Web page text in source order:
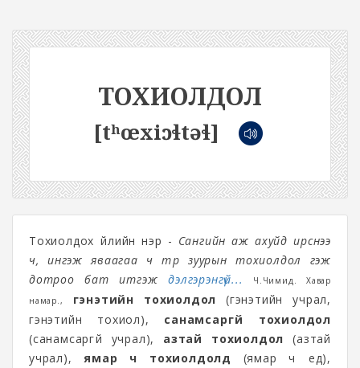
ТОХИОЛДОЛ
[tʰœxiɔɬtəɬ]
Тохиолдох үйлийн нэр - Сангийн аж ахуйд ирснээ
ч, ингэж яваагаа ч түр зуурын тохиолдол гэж
дотроо бат итгэждэлгэрэнгүй...
Ч.Чимид. Хавар
намар.,
гэнэтийн тохиолдол (гэнэтийн учрал,
гэнэтийн тохиол), санамсаргүй тохиолдол
(санамсаргүй учрал), азтай тохиолдол (азтай
учрал),ямар ч тохиолдолд
(ямар ч үед),